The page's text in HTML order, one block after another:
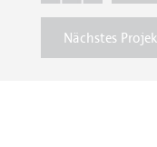
Nächstes